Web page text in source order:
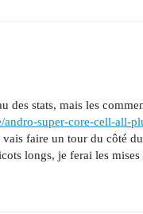
des stats, mais les
andro-super-core-cell-all-
faire un tour du côté
longs, je ferai les